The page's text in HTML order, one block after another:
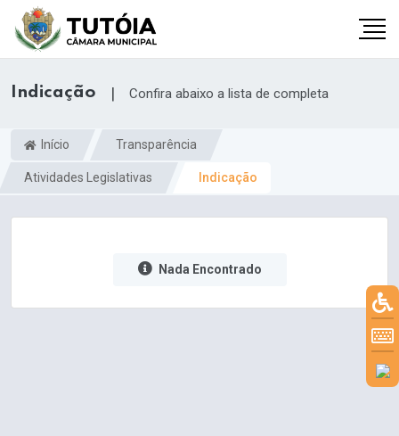
Indicação | Confira abaixo a lista de completa
Início Transparência
Atividades Legislativas Indicação
Nada Encontrado